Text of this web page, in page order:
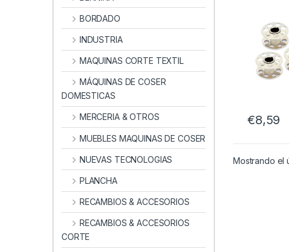
€8,59
Mostrando el
BORDADO
INDUSTRIA
MAQUINAS CORTE TEXTIL
MÁQUINAS DE COSER
DOMESTICAS
MERCERIA & OTROS
MUEBLES MAQUINAS DE COSER
NUEVAS TECNOLOGIAS
PLANCHA
RECAMBIOS & ACCESORIOS
RECAMBIOS & ACCESORIOS
CORTE